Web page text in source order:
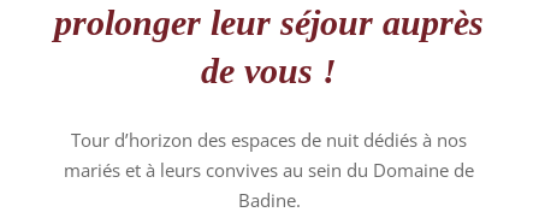
prolonger leur séjour auprès
de vous !
Tour d’horizon des espaces de nuit dédiés à nos
mariés et à leurs convives au sein du Domaine de
Badine.